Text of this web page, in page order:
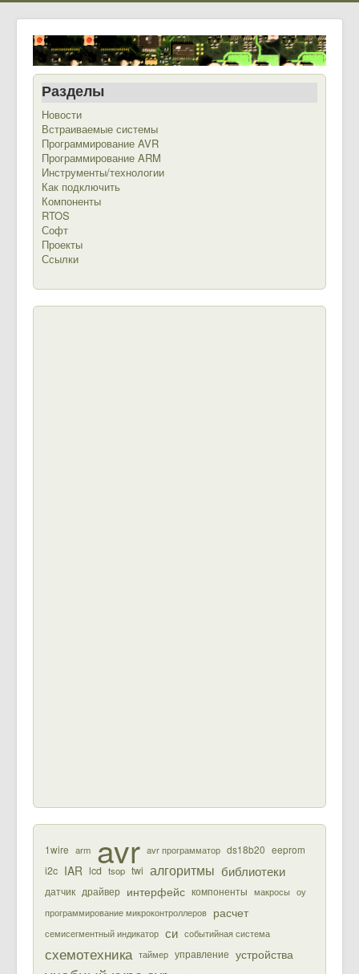
Разделы
Новости
Встраиваемые системы
Программирование AVR
Программирование ARM
Инструменты/технологии
Как подключить
Компоненты
RTOS
Софт
Проекты
Ссылки
1wire arm avr avr программатор ds18b20 eeprom
i2c IAR lcd tsop twi алгоритмы библиотеки
датчик драйвер интерфейс компоненты макросы оу
программирование микроконтроллеров расчет
семисегментный индикатор си событийная система
схемотехника таймер управление устройства